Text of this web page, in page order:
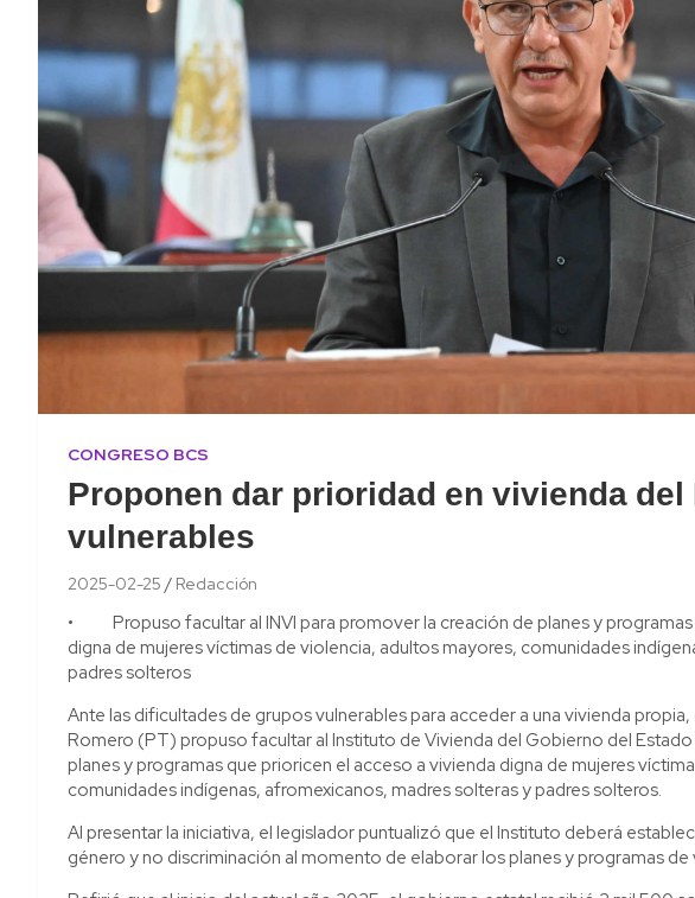
CONGRESO BCS
Proponen dar prioridad en vivienda del
vulnerables
2025-02-25 Redacción
• Propuso facultar al INVI para promover la creación de planes y programas
digna de mujeres víctimas de violencia, adultos mayores, comunidades
padres solteros
Ante las dificultades de grupos vulnerables para acceder a una vivienda
Romero (PT) propuso facultar al Instituto de Vivienda del Gobierno del
planes y programas que prioricen el acceso a vivienda digna de mujeres
comunidades indígenas, afromexicanos, madres solteras y padres solteros.
Al presentar la iniciativa, el legislador puntualizó que el Instituto deberá
género y no discriminación al momento de elaborar los planes y programas de